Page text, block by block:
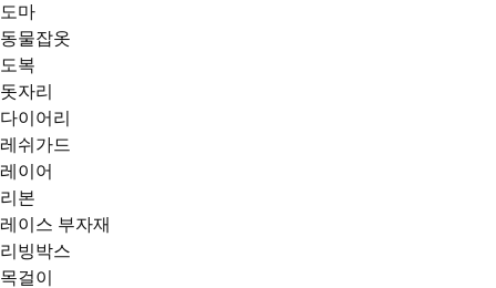
도마
동물잡옷
도복
돗자리
다이어리
레쉬가드
레이어
리본
레이스 부자재
리빙박스
목걸이